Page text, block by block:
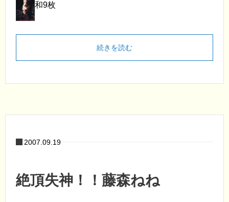
和9枚
続きを読む
2007.09.19
絶頂失神！！藤森ねね